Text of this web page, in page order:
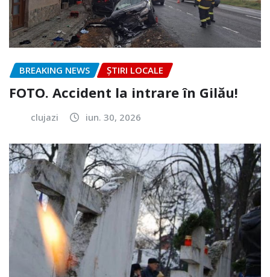
BREAKING NEWS ȘTIRI LOCALE
FOTO. Accident la intrare în Gilău!
clujazi iun. 30, 2026